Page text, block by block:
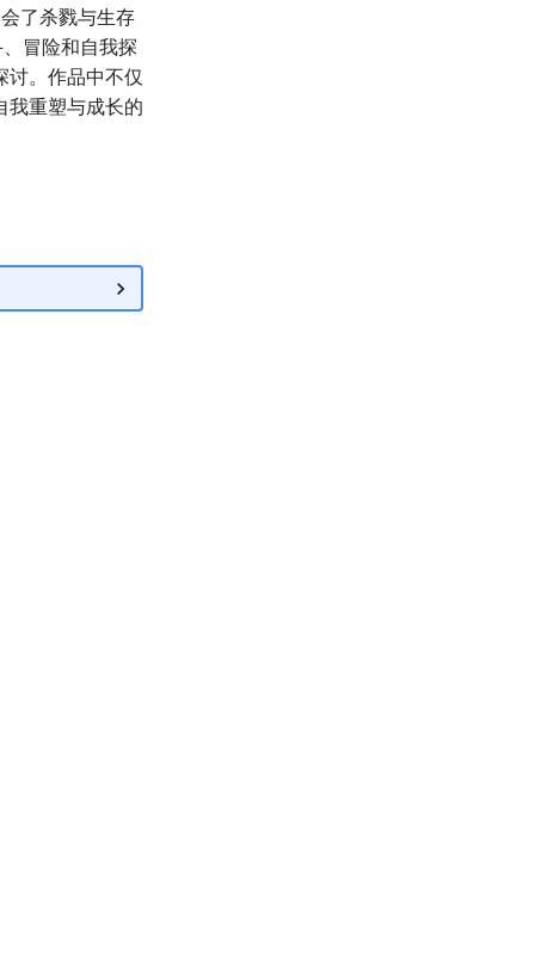
了杀戮与生存
冒险和自我探
讨。作品中不仅
我重塑与成长的